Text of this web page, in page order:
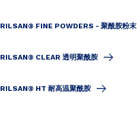
RILSAN® FINE POWDERS - 聚酰胺粉末
RILSAN® CLEAR 透明聚酰胺
RILSAN® HT 耐高温聚酰胺